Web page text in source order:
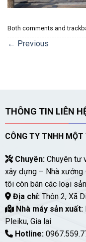
Both comments and
← Previous
THÔNG TIN LIÊN
CÔNG TY TNHH
Chuyên:Chuyên tư
xây dựng – Nhà xưởng
tôi còn bán các loại
Địa chỉ:Thôn 2, Xã
Nhà máy sản xuất:
Pleiku, Gia lai
Hotline: